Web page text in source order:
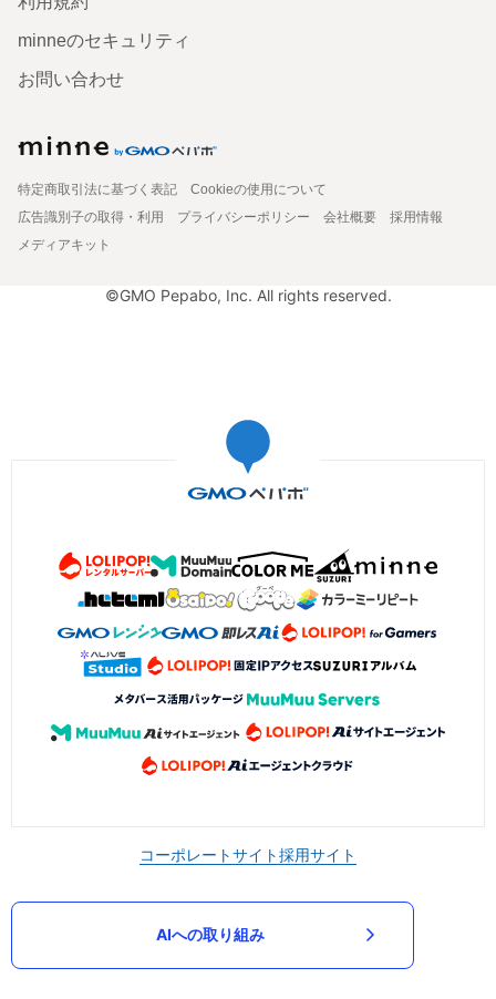
minneのセキュリティ
お問い合わせ
特定商取引法に基づく表記
Cookieの使用について
広告識別子の取得・利用
プライバシーポリシー 会社概要
採用情報
メディアキット
©GMO Pepabo, Inc. All rights reserved.
コーポレートサイト採用サイト
AIへの取り組み